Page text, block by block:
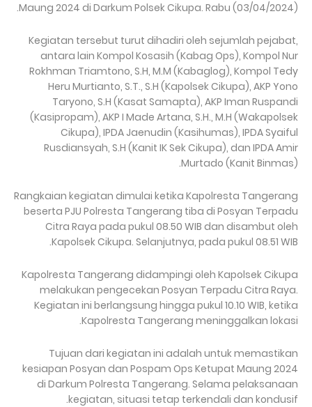
Maung 2024 di Darkum Polsek Cikupa. Rabu (03/04/2024).
Kegiatan tersebut turut dihadiri oleh sejumlah pejabat,
antara lain Kompol Kosasih (Kabag Ops), Kompol Nur
Rokhman Triamtono, S.H, M.M (Kabaglog), Kompol Tedy
Heru Murtianto, S.T., S.H (Kapolsek Cikupa), AKP Yono
Taryono, S.H (Kasat Samapta), AKP Iman Ruspandi
(Kasipropam), AKP I Made Artana, S.H., M.H (Wakapolsek
Cikupa), IPDA Jaenudin (Kasihumas), IPDA Syaiful
Rusdiansyah, S.H (Kanit IK Sek Cikupa), dan IPDA Amir
Murtado (Kanit Binmas).
Rangkaian kegiatan dimulai ketika Kapolresta Tangerang
beserta PJU Polresta Tangerang tiba di Posyan Terpadu
Citra Raya pada pukul 08.50 WIB dan disambut oleh
Kapolsek Cikupa. Selanjutnya, pada pukul 08.51 WIB.
Kapolresta Tangerang didampingi oleh Kapolsek Cikupa
melakukan pengecekan Posyan Terpadu Citra Raya.
Kegiatan ini berlangsung hingga pukul 10.10 WIB, ketika
Kapolresta Tangerang meninggalkan lokasi.
Tujuan dari kegiatan ini adalah untuk memastikan
kesiapan Posyan dan Pospam Ops Ketupat Maung 2024
di Darkum Polresta Tangerang. Selama pelaksanaan
kegiatan, situasi tetap terkendali dan kondusif.